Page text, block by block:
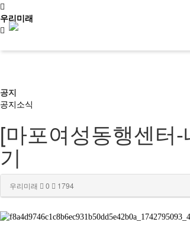
우리미래
사이트맵
소개
문화유산활용
공지
공지소식
[마포여성동행센터
기
우리미래 0 1794